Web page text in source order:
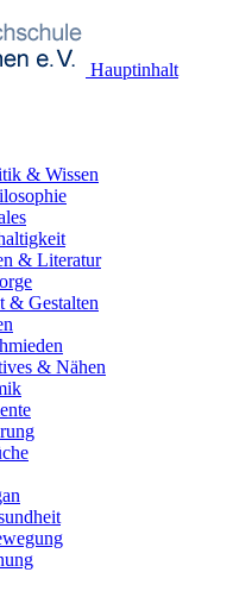
Hauptinhalt
& Wissen
& Literatur
& Gestalten
& Nähen